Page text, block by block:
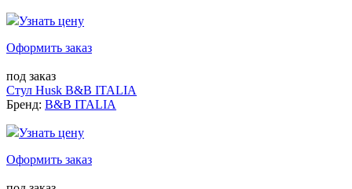
Узнать цену
Оформить заказ
под заказ
Стул Husk B&B ITALIA
Бренд: B&B ITALIA
Узнать цену
Оформить заказ